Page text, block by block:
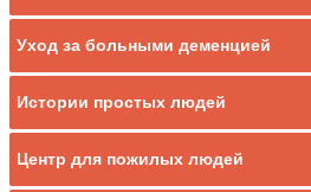
Уход за больными деменцией
Истории простых людей
Центр для пожилых людей